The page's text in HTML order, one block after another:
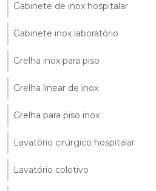
Gabinete de inox hospitalar
Gabinete inox laboratório
Grelha inox para piso
Grelha linear de inox
Grelha para piso inox
Lavatório cirúrgico hospitalar
Lavatório coletivo